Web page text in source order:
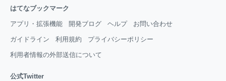
はてなブックマーク
アプリ・拡張機能 開発ブログ ヘルプ お問い合わせ
ガイドライン 利用規約 プライバシーポリシー
利用者情報の外部送信について
公式Twitter